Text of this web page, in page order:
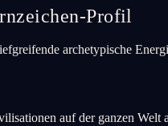
Profil
archetypische
auf der ganzen Welt